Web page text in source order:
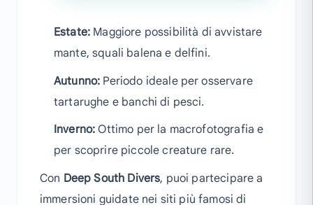
Estate: Maggiore possibilità di avvistare
mante, squali balena e delfini.
Autunno: Periodo ideale per osservare
tartarughe e banchi di pesci.
Inverno: Ottimo per la macrofotografia e
per scoprire piccole creature rare.
Con Deep South Divers, puoi partecipare a
immersioni guidate nei siti più famosi di